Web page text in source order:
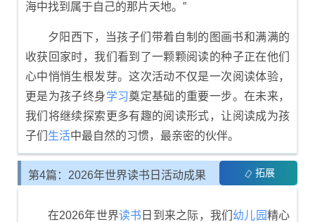
海中找到属于自己的那片天地。”
夕阳西下，当孩子们带着自制的图画书和满满的
收获回家时，我们看到了一颗颗阅读的种子正在他们
心中悄悄生根发芽。这次活动不仅是一次阅读体验，
更是为孩子终身学习奠定基础的重要一步。在未来，
我们将继续探索更多有趣的阅读形式，让阅读成为孩
子们 生活中最自然的习惯，最亲密的伙伴。
第4篇：2026年世界读书日活动成果 拓展
在2026年世界读书 日到来之际，我们 幼儿园精心